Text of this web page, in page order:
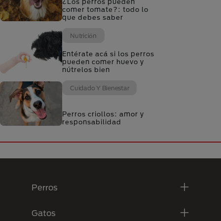
comer tomate?: todo lo
que debes saber
Nutrición
Entérate acá si los perros
pueden comer huevo y
nútrelos bien
Cuidado Y Bienestar
Perros criollos: amor y
responsabilidad
Perros
Gatos